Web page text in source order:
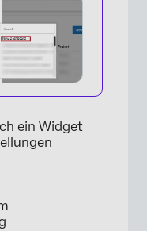
ein Widget